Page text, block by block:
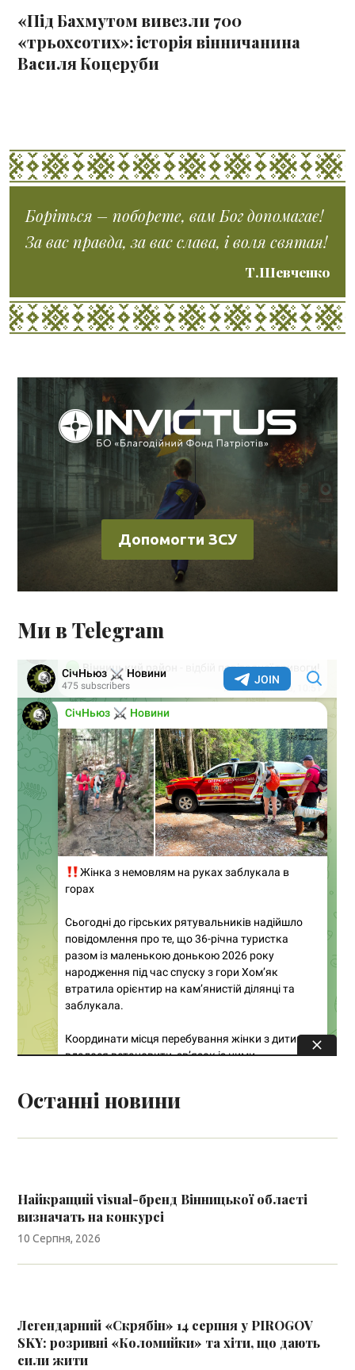
«Під Бахмутом вивезли 700
«трьохсотих»: історія вінничанина
Василя Коцеруби
Боріться – поборете, вам Бог допомагає!
За вас правда, за вас слава, і воля святая!
Т.Шевченко
Допомогти ЗСУ
Ми в Telegram
Останні новини
Найкращий visual-бренд Вінницької області
визначать на конкурсі
10 Серпня, 2026
Легендарний «Скрябін» 14 серпня у PIROGOV
SKY: розривні «Коломийки» та хіти, що дають
сили жити